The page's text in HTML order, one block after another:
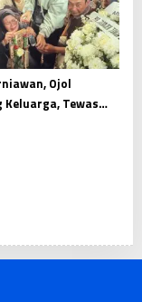
Ojol
Keluarga, Tewas